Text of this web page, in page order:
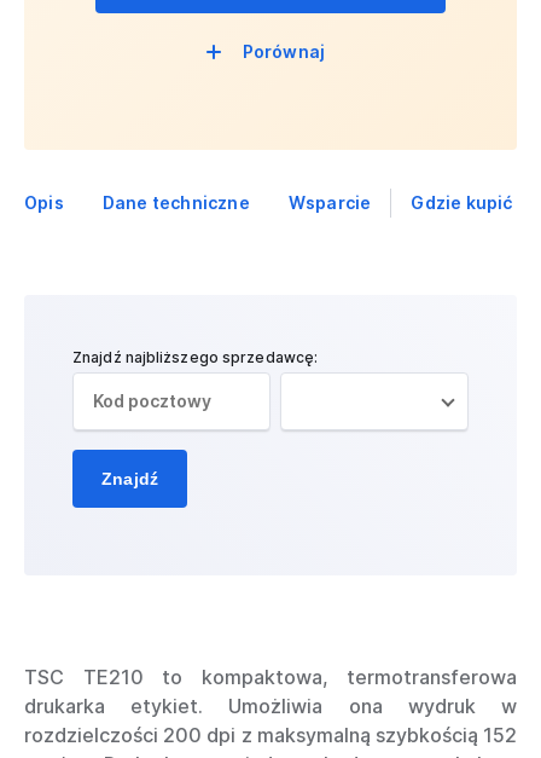
Porównaj
Opis Dane techniczne Wsparcie Gdzie kupić
Znajdź najbliższego sprzedawcę:
Znajdź
TSC TE210 to kompaktowa, termotransferowa
drukarka etykiet. Umożliwia ona wydruk w
rozdzielczości 200 dpi z maksymalną szybkością 152